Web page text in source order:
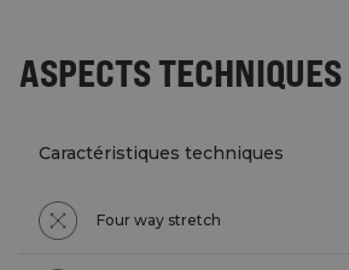
ASPECTS TECHNIQUES
Caractéristiques techniques
Four way stretch